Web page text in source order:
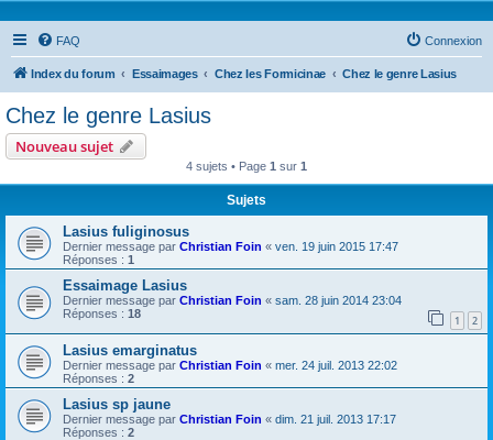
FAQ Connexion
Index du forum Essaimages Chez les Formicinae Chez le genre Lasius
Chez le genre Lasius
Nouveau sujet
4 sujets • Page 1 sur 1
Sujets
Lasius fuliginosus
Dernier message par Christian Foin « ven. 19 juin 2015 17:47
Réponses : 1
Essaimage Lasius
Dernier message par Christian Foin « sam. 28 juin 2014 23:04
Réponses : 18 1 2
Lasius emarginatus
Dernier message par Christian Foin « mer. 24 juil. 2013 22:02
Réponses : 2
Lasius sp jaune
Dernier message par Christian Foin « dim. 21 juil. 2013 17:17
Réponses : 2